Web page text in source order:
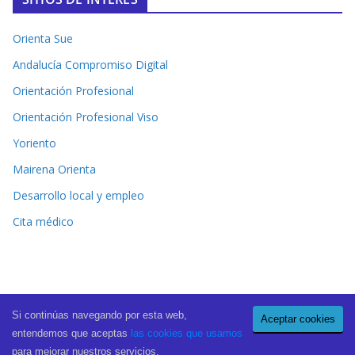
Orienta Sue
Andalucía Compromiso Digital
Orientación Profesional
Orientación Profesional Viso
Yoriento
Mairena Orienta
Desarrollo local y empleo
Cita médico
Copyright © 2026El Periódico de Mairena
. All rights reserved.
Theme:
ColorMag Pro by ThemeGrill. Powered by
Aceptar cookies
Si continúas navegando por esta web,
entendemos que aceptas las cookies que usamos
para mejorar nuestros servicios.